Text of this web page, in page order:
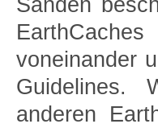
Sanden
voneinander
Guidelines.
anderen